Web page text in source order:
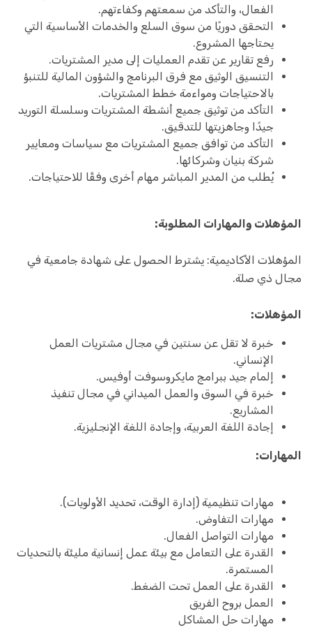
الفعال، والتأكد من سمعتهم وكفاءتهم.
التحقق دوريًا من سوق السلع والخدمات الأساسية التي
يحتاجها المشروع.
رفع تقارير عن تقدم العمليات إلى مدير المشتريات.
التنسيق الوثيق مع فرق البرنامج والشؤون المالية للتنبؤ
بالاحتياجات ومواءمة خطط المشتريات.
التأكد من توثيق جميع أنشطة المشتريات وسلسلة التوريد
جيدًا وجاهزيتها للتدقيق.
التأكد من توافق جميع المشتريات مع سياسات ومعايير
شركة بنيان وشركائها.
يُطلب من المدير المباشر مهام أخرى وفقًا للاحتياجات.
المؤهلات والمهارات المطلوبة:
المؤهلات الأكاديمية: يشترط الحصول على شهادة جامعية في
مجال ذي صلة.
المؤهلات:
خبرة لا تقل عن سنتين في مجال مشتريات العمل
الإنساني.
إلمام جيد ببرامج مايكروسوفت أوفيس.
خبرة في السوق والعمل الميداني في مجال تنفيذ
المشاريع.
إجادة اللغة العربية، وإجادة اللغة الإنجليزية.
المهارات:
مهارات تنظيمية (إدارة الوقت، تحديد الأولويات).
مهارات التفاوض.
مهارات التواصل الفعال.
القدرة على التعامل مع بيئة عمل إنسانية مليئة بالتحديات
المستمرة.
القدرة على العمل تحت الضغط.
العمل بروح الفريق
مهارات حل المشاكل